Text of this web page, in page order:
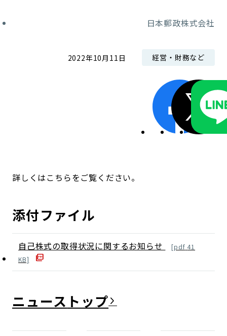
日本郵政株式会社
2022年10月11日 経営・財務など
詳しくはこちらをご覧ください。
添付ファイル
自己株式の取得状況に関するお知らせ [pdf 41
KB]
ニュース